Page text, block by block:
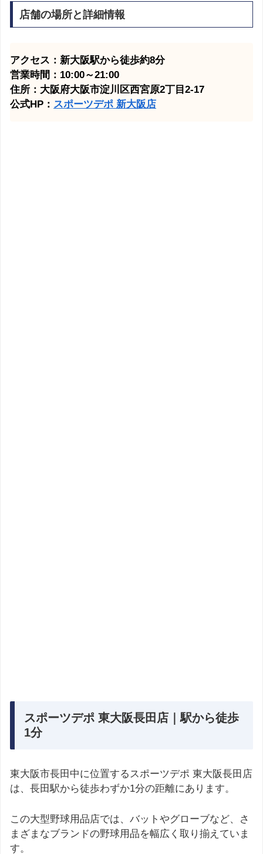
店舗の場所と詳細情報
アクセス：新大阪駅から徒歩約8分
営業時間：10:00～21:00
住所：大阪府大阪市淀川区西宮原2丁目2-17
公式HP： スポーツデポ 新大阪店
スポーツデポ 東大阪長田店｜駅から徒歩
1分
東大阪市長田中に位置するスポーツデポ 東大阪長田店
は、長田駅から徒歩わずか1分の距離にあります。
この大型野球用品店では、バットやグローブなど、さ
まざまなブランドの野球用品を幅広く取り揃えていま
す。